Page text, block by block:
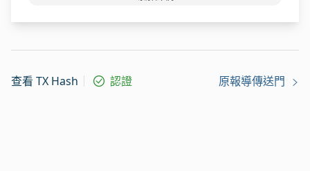
查看 TX Hash 認證 原報導傳送門